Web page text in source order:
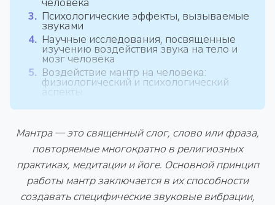
Психологические эффекты, вызываемые
звуками
Научные исследования, посвященные
изучению воздействия звука на тело и
мозг человека
Воздействие мантр на человека:
физиологический и психологический
аспекты
Мантра — это священный слог, слово или фраза,
повторяемые многократно в религиозных
практиках, медитации и йоге. Основной принцип
работы мантр заключается в их способности
создавать специфические звуковые вибрации,